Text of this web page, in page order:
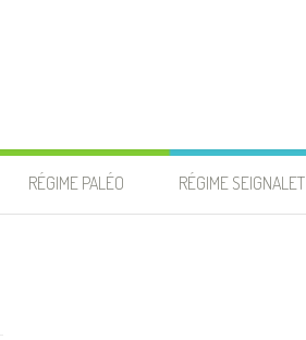
RÉGIME PALÉO RÉGIME SEIGNALET